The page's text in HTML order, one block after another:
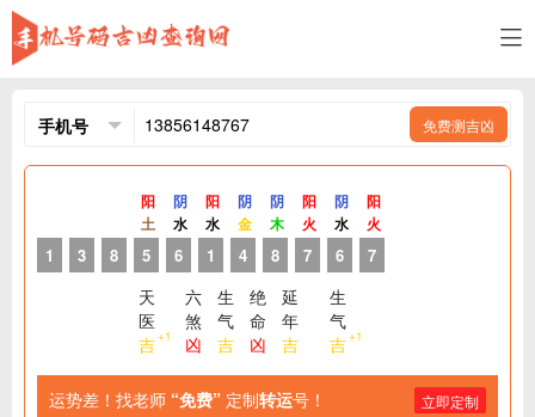
免费测吉凶
1 3 8
阳
土
5
阴
水
6
天
医
吉+1
阳
水
1
六
煞
凶
阴
金
4
生
气
吉
阴
木
8
绝
命
凶
阳
火
7
延
年
吉
阴
水
6
阳
火
7
生
气
吉+1
运势差！找老师 “免费” 定制转运号！ 立即定制